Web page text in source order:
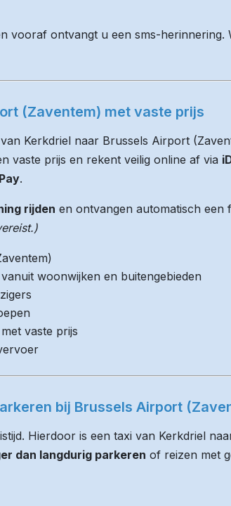
vooraf ontvangt u een sms-herinnering.
(Zaventem) met vaste prijs
Kerkdriel naar Brussels Airport
vaste prijs en rekent veilig online af via
.
rijden en ontvangen automatisch een
woonwijken en buitengebieden
vaste prijs
bij Brussels Airport
Hierdoor is een taxi van Kerkdriel
dan langdurig parkeren of reizen met